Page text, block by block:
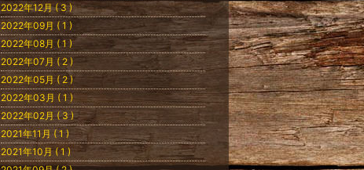
2022年12月 ( 3 )
2022年09月 ( 1 )
2022年08月 ( 1 )
2022年07月 ( 2 )
2022年05月 ( 2 )
2022年03月 ( 1 )
2022年02月 ( 3 )
2021年11月 ( 1 )
2021年10月 ( 1 )